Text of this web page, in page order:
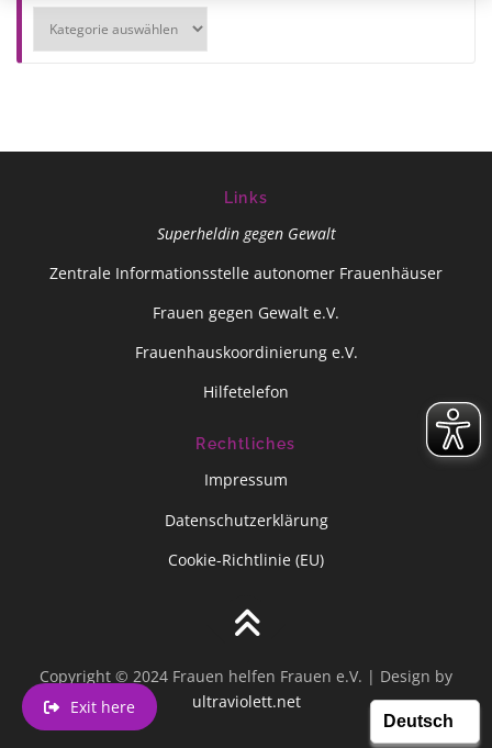
Exit here
Links
Superheldin gegen Gewalt
Zentrale Informationsstelle autonomer Frauenhäuser
Frauen gegen Gewalt e.V.
Frauenhauskoordinierung e.V.
Hilfetelefon
Rechtliches
Impressum
Datenschutzerklärung
Cookie-Richtlinie (EU)
Copyright © 2024 Frauen helfen Frauen e.V. | Design by
ultraviolett.net